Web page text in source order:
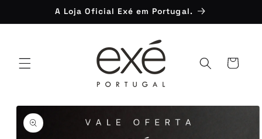
conteúdo
A Loja Oficial Exé em Portugal.
Carrinho
informação
do produto